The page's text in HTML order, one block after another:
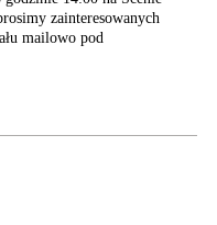
zainteresowanych
mailowo pod